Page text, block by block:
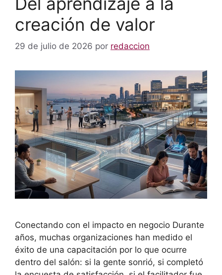
creación de valor
29 de julio de 2026 por redaccion
Conectando con el impacto en negocio Durante
años, muchas organizaciones han medido el
éxito de una capacitación por lo que ocurre
dentro del salón: si la gente sonrió, si completó